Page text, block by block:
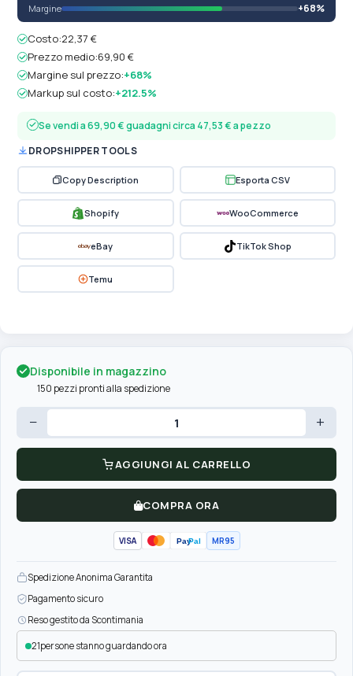
Margine +68%
Costo:22,37 €
Prezzo medio:69,90 €
Margine sul prezzo:+68%
Markup sul costo:+212.5%
Se vendi a 69,90 € guadagni circa 47,53 € a pezzo
DROPSHIPPER TOOLS
Copy Description Esporta CSV
Shopify WooCommerce
eBay TikTok Shop
Temu
Disponibile in magazzino
150 pezzi pronti alla spedizione
− +
AGGIUNGI AL CARRELLO
COMPRA ORA
VISA PayPal MR95
Spedizione Anonima Garantita
Pagamento sicuro
Reso gestito da Scontimania
21persone stanno guardando ora